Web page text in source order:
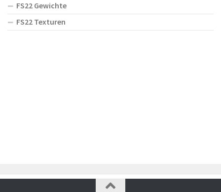
FS22 Gewichte
FS22 Texturen